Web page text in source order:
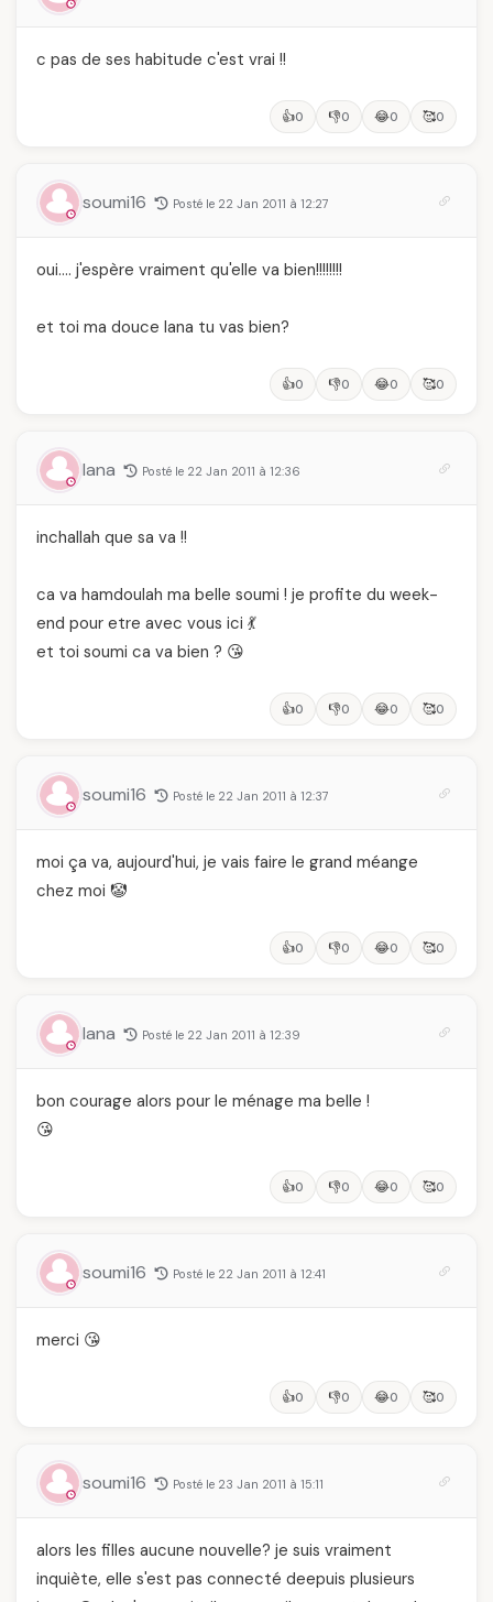
c pas de ses habitude c'est vrai !!
👍0 👎0 😂0 🥰0
soumi16 Posté le 22 Jan 2011 à 12:27
oui…. j'espère vraiment qu'elle va bien!!!!!!!!
et toi ma douce lana tu vas bien?
👍0 👎0 😂0 🥰0
lana Posté le 22 Jan 2011 à 12:36
inchallah que sa va !!
ca va hamdoulah ma belle soumi ! je profite du week-
end pour etre avec vous ici 💃
et toi soumi ca va bien ? 😘
👍0 👎0 😂0 🥰0
soumi16 Posté le 22 Jan 2011 à 12:37
moi ça va, aujourd'hui, je vais faire le grand méange
chez moi 🤡
👍0 👎0 😂0 🥰0
lana Posté le 22 Jan 2011 à 12:39
bon courage alors pour le ménage ma belle !
😘
👍0 👎0 😂0 🥰0
soumi16 Posté le 22 Jan 2011 à 12:41
merci 😘
👍0 👎0 😂0 🥰0
soumi16 Posté le 23 Jan 2011 à 15:11
alors les filles aucune nouvelle? je suis vraiment
inquiète, elle s'est pas connecté deepuis plusieurs